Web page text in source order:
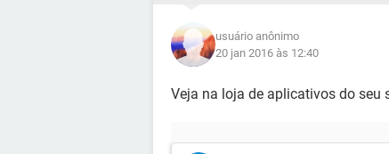
usuário anônimo
20 jan 2016 às 12:40
Veja na loja de aplicativos do seu